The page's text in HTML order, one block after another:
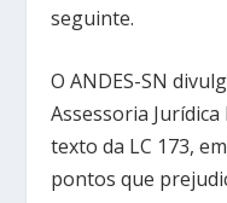
seguinte.
O ANDES-SN
Assessoria
texto da LC 173,
pontos que